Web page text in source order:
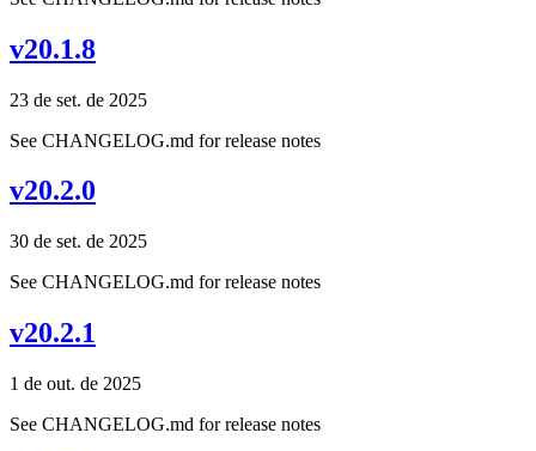
v20.1.8
23 de set. de 2025
See CHANGELOG.md for release notes
v20.2.0
30 de set. de 2025
See CHANGELOG.md for release notes
v20.2.1
1 de out. de 2025
See CHANGELOG.md for release notes